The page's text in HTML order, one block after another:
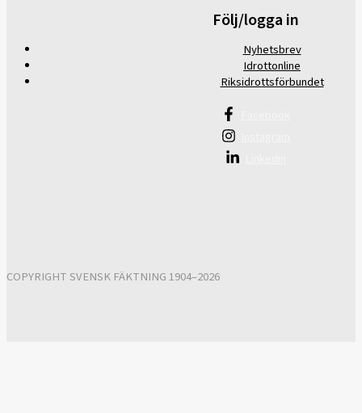
Följ/logga in
Nyhetsbrev
Idrottonline
Riksidrottsförbundet
COPYRIGHT SVENSK FÄKTNING 1904–2026